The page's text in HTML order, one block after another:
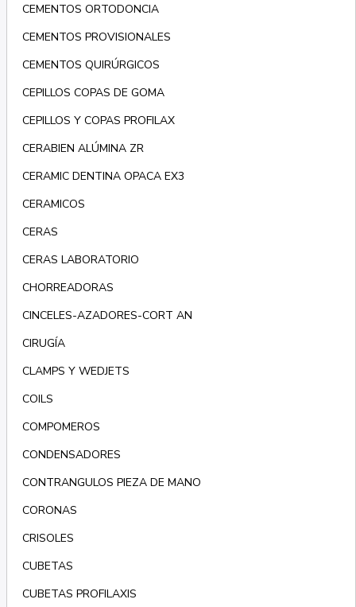
CEMENTOS ORTODONCIA
CEMENTOS PROVISIONALES
CEMENTOS QUIRÚRGICOS
CEPILLOS COPAS DE GOMA
CEPILLOS Y COPAS PROFILAX
CERABIEN ALÚMINA ZR
CERAMIC DENTINA OPACA EX3
CERAMICOS
CERAS
CERAS LABORATORIO
CHORREADORAS
CINCELES-AZADORES-CORT AN
CIRUGÍA
CLAMPS Y WEDJETS
COILS
COMPOMEROS
CONDENSADORES
CONTRANGULOS PIEZA DE MANO
CORONAS
CRISOLES
CUBETAS
CUBETAS PROFILAXIS